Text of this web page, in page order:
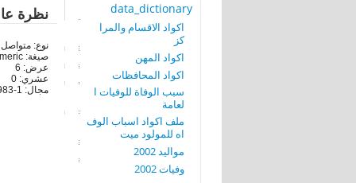
data_dictionary
اكواد الاقسام والمرا
كز
اكواد المهن
اكواد المحافظات
سبب الوفاة للوفيات ا
لعامة
ملف اكواد اسباب الوف
اه للمولود ميت
مواليد 2002
وفيات 2002
نظرة
نوع: متواصل
صيغة: numeric
عرض: 6
عشري: 0
مجال: 1-9983